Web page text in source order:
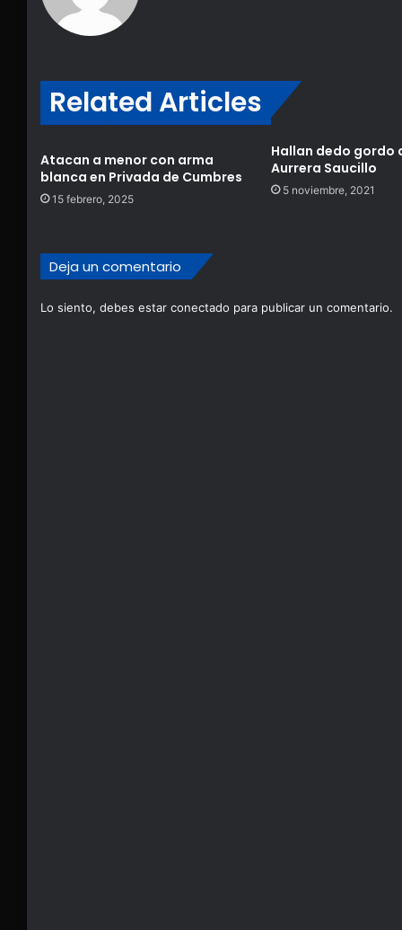
Related Articles
Atacan a menor con arma
blanca en Privada de Cumbres
15 febrero, 2025
Hallan dedo gordo
Aurrera Saucillo
5 noviembre, 2021
Deja un comentario
Lo siento, debes estar conectado para publicar un comentario.